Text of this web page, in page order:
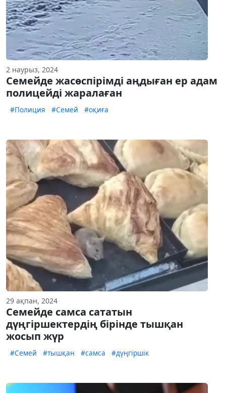
2 наурыз, 2024
Семейде жасөспірімді аңдыған ер адам
полицейді жаралаған
#Полиция #Семей #оқиға
29 ақпан, 2024
Семейде самса сататын
дүңгіршектердің бірінде тышқан
жосып жүр
#Семей #тышқан #самса #дүңгіршік